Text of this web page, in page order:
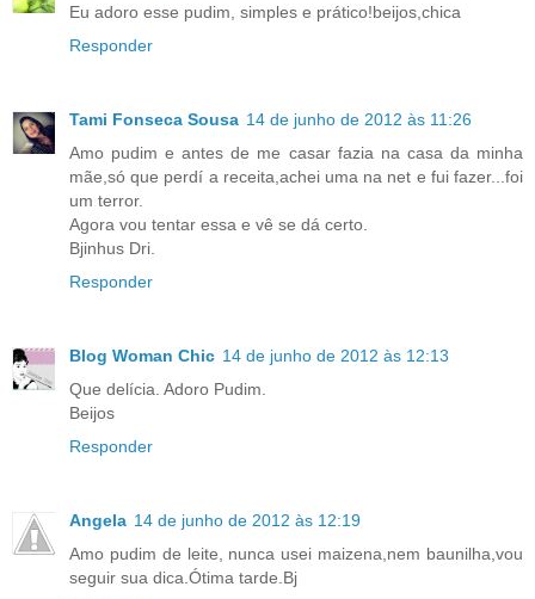
Eu adoro esse pudim, simples e prático!beijos,chica
Responder
Tami Fonseca Sousa 14 de junho de 2012 às 11:26
Amo pudim e antes de me casar fazia na casa da minha
mãe,só que perdí a receita,achei uma na net e fui fazer...foi
um terror.
Agora vou tentar essa e vê se dá certo.
Bjinhus Dri.
Responder
Blog Woman Chic 14 de junho de 2012 às 12:13
Que delícia. Adoro Pudim.
Beijos
Responder
Angela 14 de junho de 2012 às 12:19
Amo pudim de leite, nunca usei maizena,nem baunilha,vou
seguir sua dica.Ótima tarde.Bj